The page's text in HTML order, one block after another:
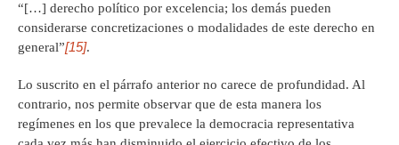
“[…] derecho político por excelencia; los demás pueden
considerarse concretizaciones o modalidades de este derecho en
general”[15].
Lo suscrito en el párrafo anterior no carece de profundidad. Al
contrario, nos permite observar que de esta manera los
regímenes en los que prevalece la democracia representativa